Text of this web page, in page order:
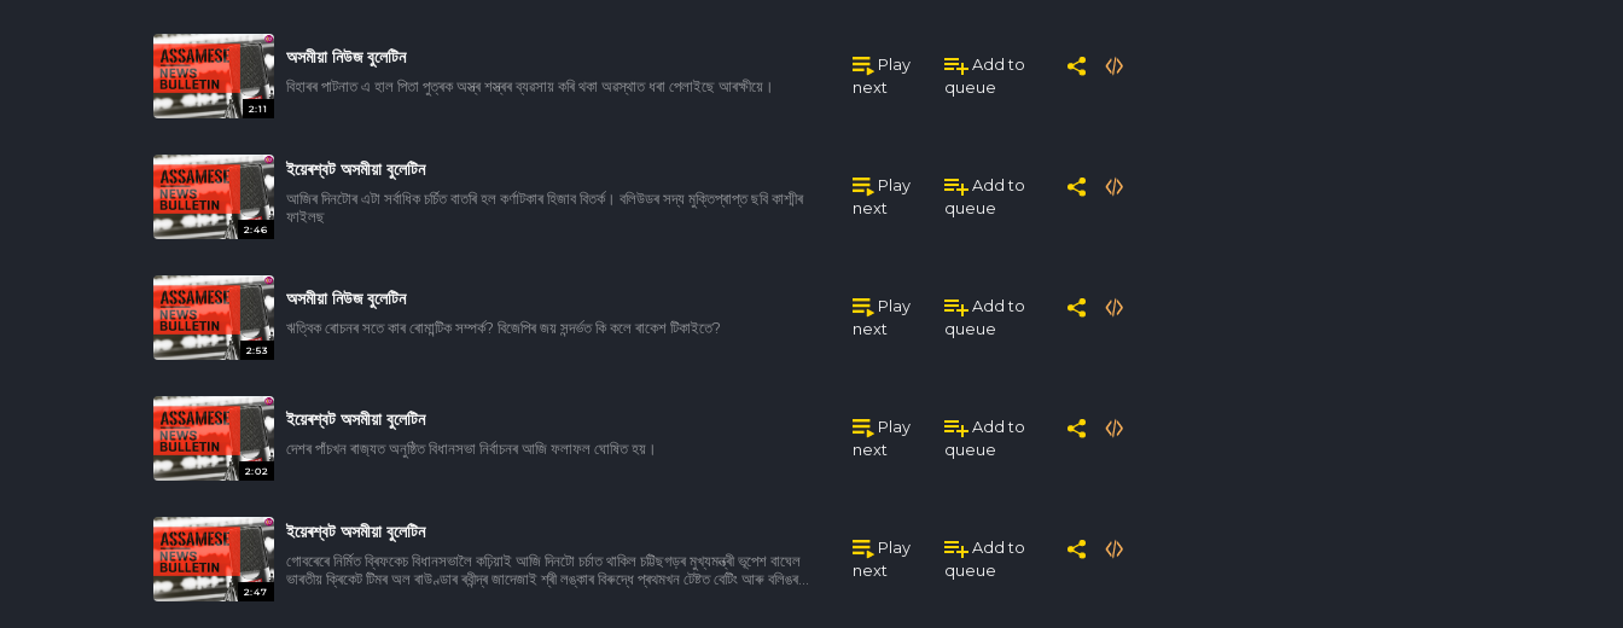
2:11
অসমীয়া নিউজ বুলেটিন
বিহাৰৰ পাটনাত এ হাল পিতা পুত্ৰক অস্ত্ৰ শস্ত্ৰৰ ব্যৱসায় কৰি থকা অৱস্থাত ধৰা পেলাইছে আৰক্ষীয়ে।
Play
next
Add to
queue
2:46
ইয়েৰশ্বট অসমীয়া বুলেটিন
আজিৰ দিনটোৰ এটা সৰ্বাধিক চৰ্চিত বাতৰি হল কৰ্ণাটকাৰ হিজাব বিতৰ্ক। বলিউডৰ সদ্য মুক্তিপ্ৰাপ্ত ছবি কাশ্মীৰ
ফাইলছ
Play
next
Add to
queue
2:53
অসমীয়া নিউজ বুলেটিন
ঋত্বিক ৰোচনৰ সতে কাৰ ৰোমান্টিক সম্পৰ্ক? বিজেপিৰ জয় সন্দৰ্ভত কি কলে ৰাকেশ টিকাইতে?
Play
next
Add to
queue
2:02
ইয়েৰশ্বট অসমীয়া বুলেটিন
দেশৰ পাঁচখন ৰাজ‍্যত অনুষ্ঠিত বিধানসভা নিৰ্বাচনৰ আজি ফলাফল ঘোষিত হয়।
Play
next
Add to
queue
2:47
ইয়েৰশ্বট অসমীয়া বুলেটিন
গোবৰেৰে নিৰ্মিত ব্ৰিফকেচ বিধানসভালৈ কঢ়িয়াই আজি দিনটো চৰ্চাত থাকিল চট্টিছগড়ৰ মুখ্যমন্ত্ৰী ভূপেশ বাঘেল
ভাৰতীয় ক্ৰিকেট টিমৰ অল ৰাউণ্ডাৰ ৰবীন্দ্ৰ জাদেজাই শ্ৰী লঙ্কাৰ বিৰুদ্ধে প্ৰথমখন টেষ্টত বেটিং আৰু বলিঙৰ...
Play
next
Add to
queue